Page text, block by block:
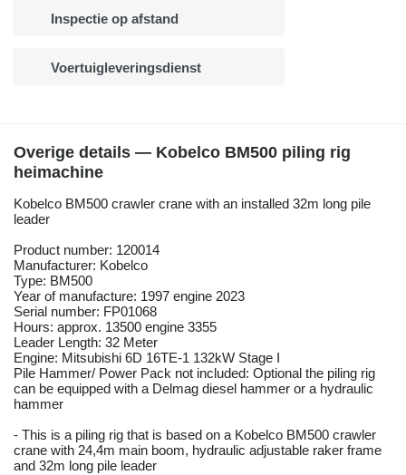
Inspectie op afstand
Voertuigleveringsdienst
Overige details — Kobelco BM500 piling rig
heimachine
Kobelco BM500 crawler crane with an installed 32m long pile
leader
Product number: 120014
Manufacturer: Kobelco
Type: BM500
Year of manufacture: 1997 engine 2023
Serial number: FP01068
Hours: approx. 13500 engine 3355
Leader Length: 32 Meter
Engine: Mitsubishi 6D 16TE-1 132kW Stage I
Pile Hammer/ Power Pack not included: Optional the piling rig
can be equipped with a Delmag diesel hammer or a hydraulic
hammer
- This is a piling rig that is based on a Kobelco BM500 crawler
crane with 24,4m main boom, hydraulic adjustable raker frame
and 32m long pile leader